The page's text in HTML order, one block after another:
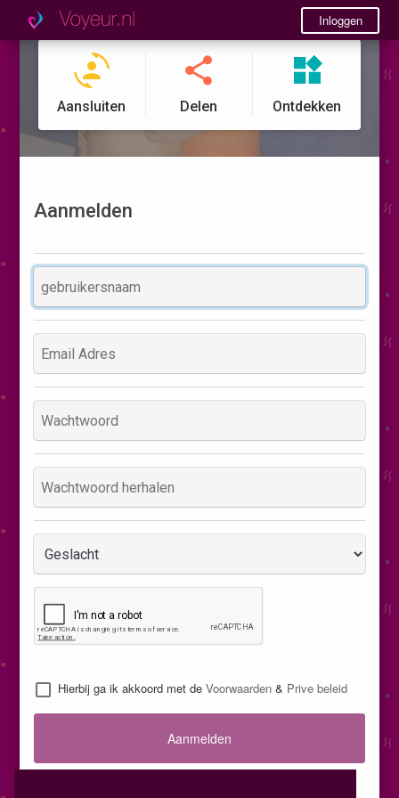
Inloggen
Aansluiten Delen Ontdekken
Aanmelden
Hierbij ga ik akkoord met deVoorwaarden & Prive beleid
Aanmelden